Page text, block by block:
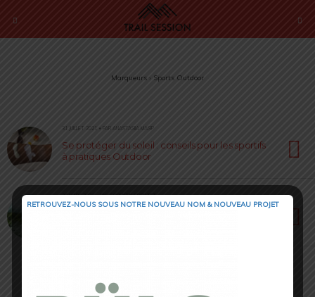
Marqueurs › Sports Outdoor
31 JUILLET 2021 • PAR ANASTASIIA MASIP
Se protéger du soleil : conseils pour les sportifs
à pratiques Outdoor
30 MARS 2021 • PAR CORENTIN CROUZET
RETROUVEZ-NOUS SOUS NOTRE NOUVEAU NOM & NOUVEAU PROJET